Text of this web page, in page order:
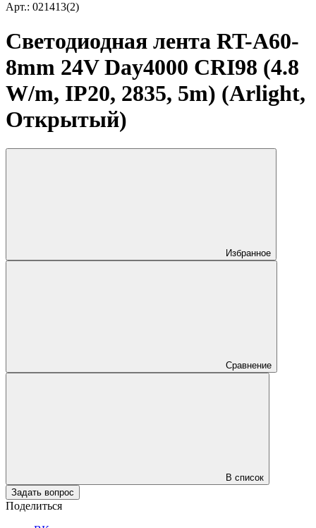
Арт.: 021413(2)
Светодиодная лента RT-A60-
8mm 24V Day4000 CRI98 (4.8
W/m, IP20, 2835, 5m) (Arlight,
Открытый)
Избранное
Сравнение
В список
Задать вопрос
Поделиться